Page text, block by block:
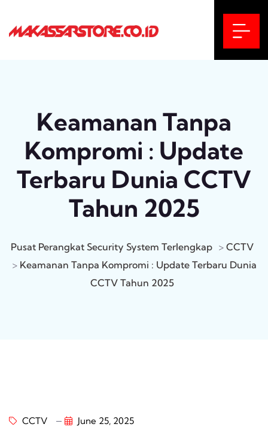
Keamanan Tanpa
Kompromi : Update
Terbaru Dunia CCTV
Tahun 2025
Pusat Perangkat Security System Terlengkap > CCTV
> Keamanan Tanpa Kompromi : Update Terbaru Dunia
CCTV Tahun 2025
CCTV June 25, 2025